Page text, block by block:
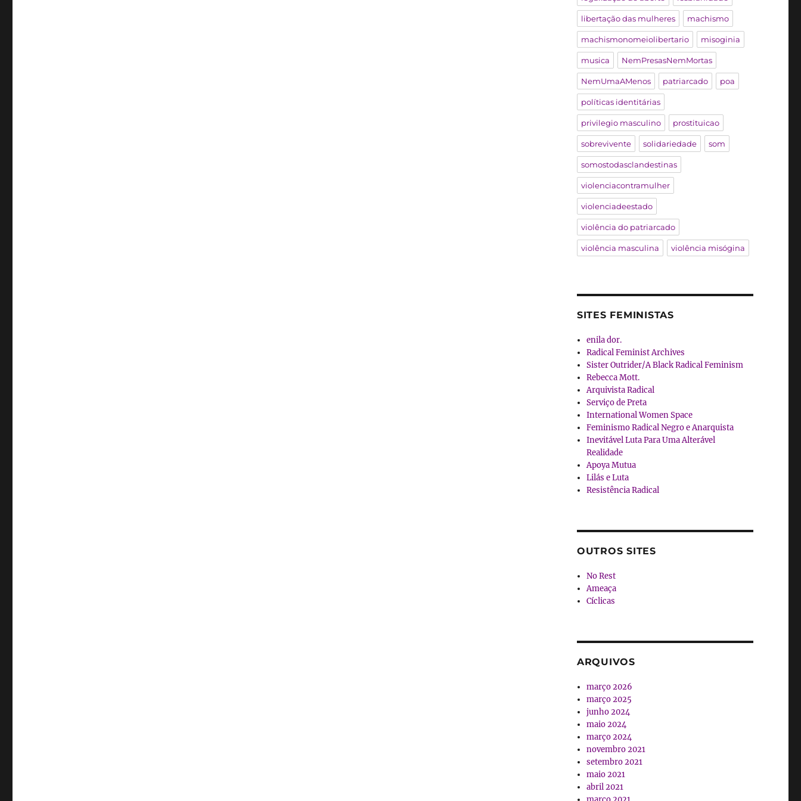
libertação das mulheres machismo
machismonomeiolibertario misoginia
musica NemPresasNemMortas
NemUmaAMenos patriarcado poa
políticas identitárias
privilegio masculino prostituicao
sobrevivente solidariedade som
somostodasclandestinas
violenciacontramulher
violenciadeestado
violência do patriarcado
violência masculina violência misógina
SITES FEMINISTAS
enila dor.
Radical Feminist Archives
Sister Outrider/A Black Radical Feminism
Rebecca Mott.
Arquivista Radical
Serviço de Preta
International Women Space
Feminismo Radical Negro e Anarquista
Inevitável Luta Para Uma Alterável
Realidade
Apoya Mutua
Lilás e Luta
Resistência Radical
OUTROS SITES
No Rest
Ameaça
Cíclicas
ARQUIVOS
março 2026
março 2025
junho 2024
maio 2024
março 2024
novembro 2021
setembro 2021
maio 2021
abril 2021